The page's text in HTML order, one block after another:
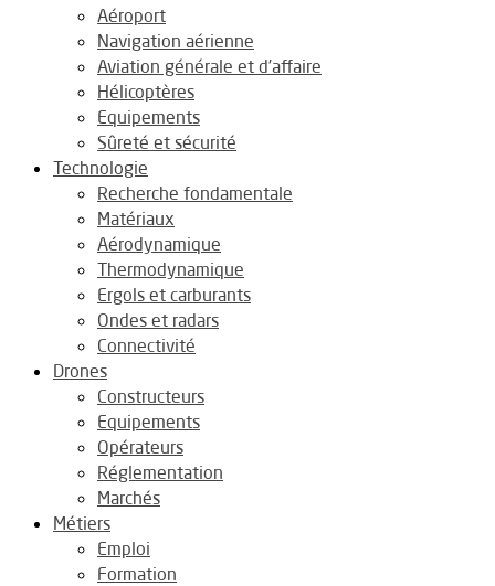
Aéroport
Navigation aérienne
Aviation générale et d’affaire
Hélicoptères
Equipements
Sûreté et sécurité
Technologie
Recherche fondamentale
Matériaux
Aérodynamique
Thermodynamique
Ergols et carburants
Ondes et radars
Connectivité
Drones
Constructeurs
Equipements
Opérateurs
Réglementation
Marchés
Métiers
Emploi
Formation